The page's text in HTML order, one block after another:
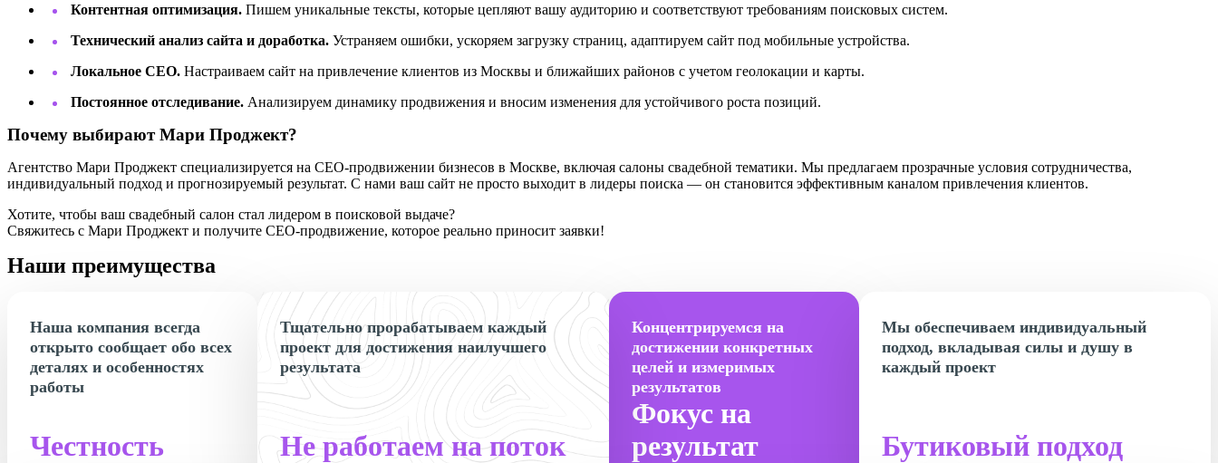
Контентная оптимизация. Пишем уникальные тексты, которые цепляют вашу аудиторию и соответствуют требованиям поисковых систем.
Технический анализ сайта и доработка. Устраняем ошибки, ускоряем загрузку страниц, адаптируем сайт под мобильные устройства.
Локальное СЕО. Настраиваем сайт на привлечение клиентов из Москвы и ближайших районов с учетом геолокации и карты.
Постоянное отследивание. Анализируем динамику продвижения и вносим изменения для устойчивого роста позиций.
Почему выбирают Мари Проджект?
Агентство Мари Проджект специализируется на СЕО-продвижении бизнесов в Москве, включая салоны свадебной тематики. Мы предлагаем прозрачные условия сотрудничества,
индивидуальный подход и прогнозируемый результат. С нами ваш сайт не просто выходит в лидеры поиска — он становится эффективным каналом привлечения клиентов.
Хотите, чтобы ваш свадебный салон стал лидером в поисковой выдаче?
Свяжитесь с Мари Проджект и получите СЕО-продвижение, которое реально приносит заявки!
Наши преимущества
Наша компания всегда
открыто сообщает обо всех
деталях и особенностях
работы
Честность
Тщательно прорабатываем каждый
проект для достижения наилучшего
результата
Не работаем на поток
Концентрируемся на
достижении конкретных
целей и измеримых
результатов
Фокус на
результат
Мы обеспечиваем индивидуальный
подход, вкладывая силы и душу в
каждый проект
Бутиковый подход